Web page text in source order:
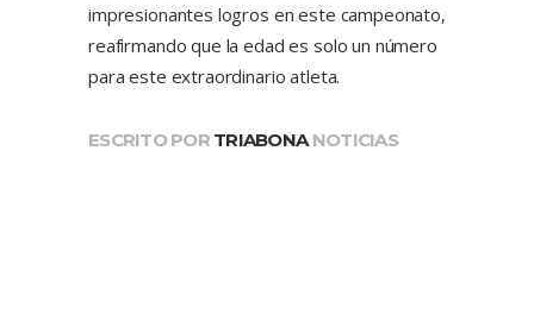
impresionantes logros en este campeonato,
reafirmando que la edad es solo un número
para este extraordinario atleta.
ESCRITO POR TRIABONA NOTICIAS